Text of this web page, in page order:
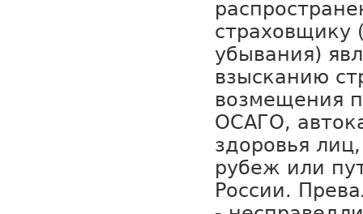
страховщику
убывания)
взысканию
возмещения
ОСАГО,
здоровья
рубеж или
России.